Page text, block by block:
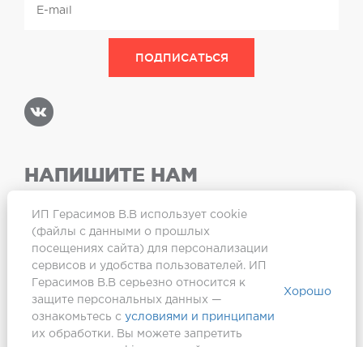
НАПИШИТЕ НАМ
ИП Герасимов В.В использует cookie
(файлы с данными о прошлых
посещениях сайта) для персонализации
сервисов и удобства пользователей. ИП
Герасимов В.В серьезно относится к
защите персональных данных —
ознакомьтесь с условиями и принципами
их обработки. Вы можете запретить
Хорошо